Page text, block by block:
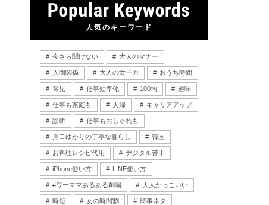
人気のキーワード
今さら聞けない 大人のマナー
人間関係 大人の女子力 おうち時間
育児 仕事効率化 100均 趣味
仕事も家庭も 夫婦 キャリアアップ
診断 仕事もおしゃれも
川口ゆかりの丁寧な暮らし 韓国
お料理レシピ代用 デジタル苦手
iPhone使い方 LINE使い方
#ワーママあるある劇場 大人かっこいい
時短 女の時間割 時事ネタ